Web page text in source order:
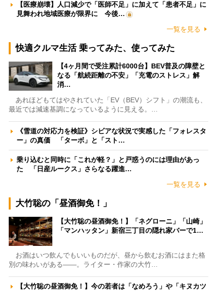
【医療崩壊】人口減少で「医師不足」に加えて「患者不足」に
見舞われ地域医療が限界に 今後…
一覧を見る
快適クルマ生活 乗ってみた、使ってみた
【4ヶ月間で受注累計6000台】BEV普及の障壁と
なる「航続距離の不安」「充電のストレス」解
消…
あれほどもてはやされていた「EV（BEV）シフト」の潮流も、
最近では減速基調になっているように見える。…
《雪道の対応力を検証》シビアな状況で実感した「フォレスタ
ー」の真価 「ターボ」と「スト…
乗り込むと同時に「これが軽？」と戸惑うのには理由があっ
た 「日産ルークス」さらなる躍進…
一覧を見る
大竹聡の「昼酒御免！」
【大竹聡の昼酒御免！】「ネグローニ」「山崎」
「マンハッタン」新宿三丁目の隠れ家バーで1…
お酒はいつ飲んでもいいものだが、昼から飲むお酒にはまた格
別の味わいがある――。ライター・作家の大竹…
【大竹聡の昼酒御免！】今の若者は「なめろう」や「キヌカツ